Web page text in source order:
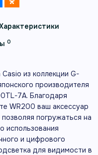
0
из коллекции G-
производителя
7A. Благодаря
WR200 ваш аксессуар
погружаться на
использования
и цифрового
для видимости в